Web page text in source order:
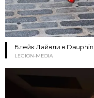
Блейк Лайвли в
LEGION-MEDIA